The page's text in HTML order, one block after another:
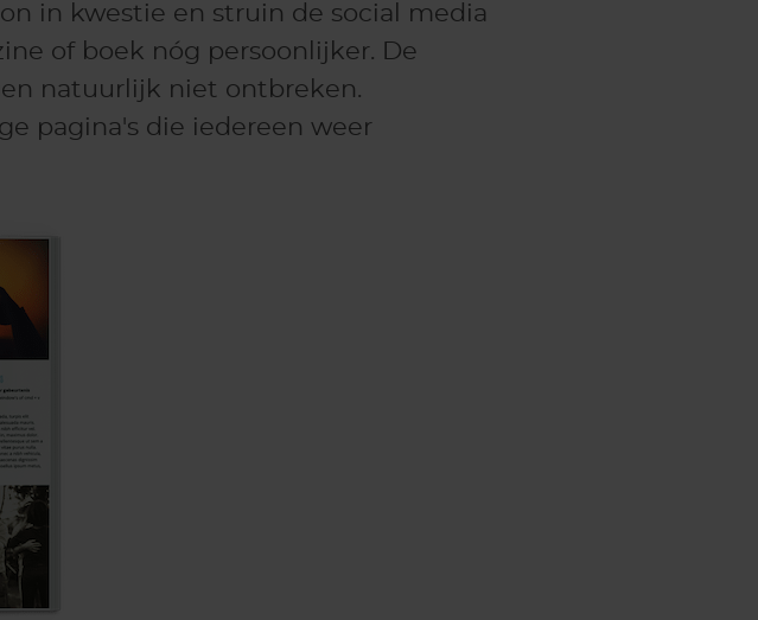
in kwestie en struin de social media
of boek nóg persoonlijker. De
natuurlijk niet ontbreken.
pagina's die iedereen weer